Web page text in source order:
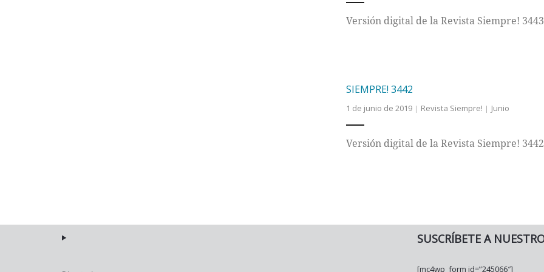
Versión digital de la Revista Siempre! 3443
SIEMPRE! 3442
1 de junio de 2019 Revista Siempre! Junio
Versión digital de la Revista Siempre! 3442
SUSCRÍBETE A
[mc4wp_form id=”245066″]